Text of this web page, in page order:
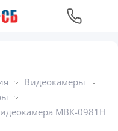
Видеокамеры
МВК-0981Н